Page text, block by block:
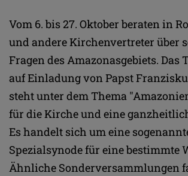
Vom 6. bis 27. Oktober beraten in
und andere Kirchenvertreter über
Fragen des Amazonasgebiets. Das
auf Einladung von Papst
steht unter dem Thema
für die Kirche und eine
Es handelt sich um eine
Spezialsynode für eine bestimmte
Ähnliche Sonderversammlungen